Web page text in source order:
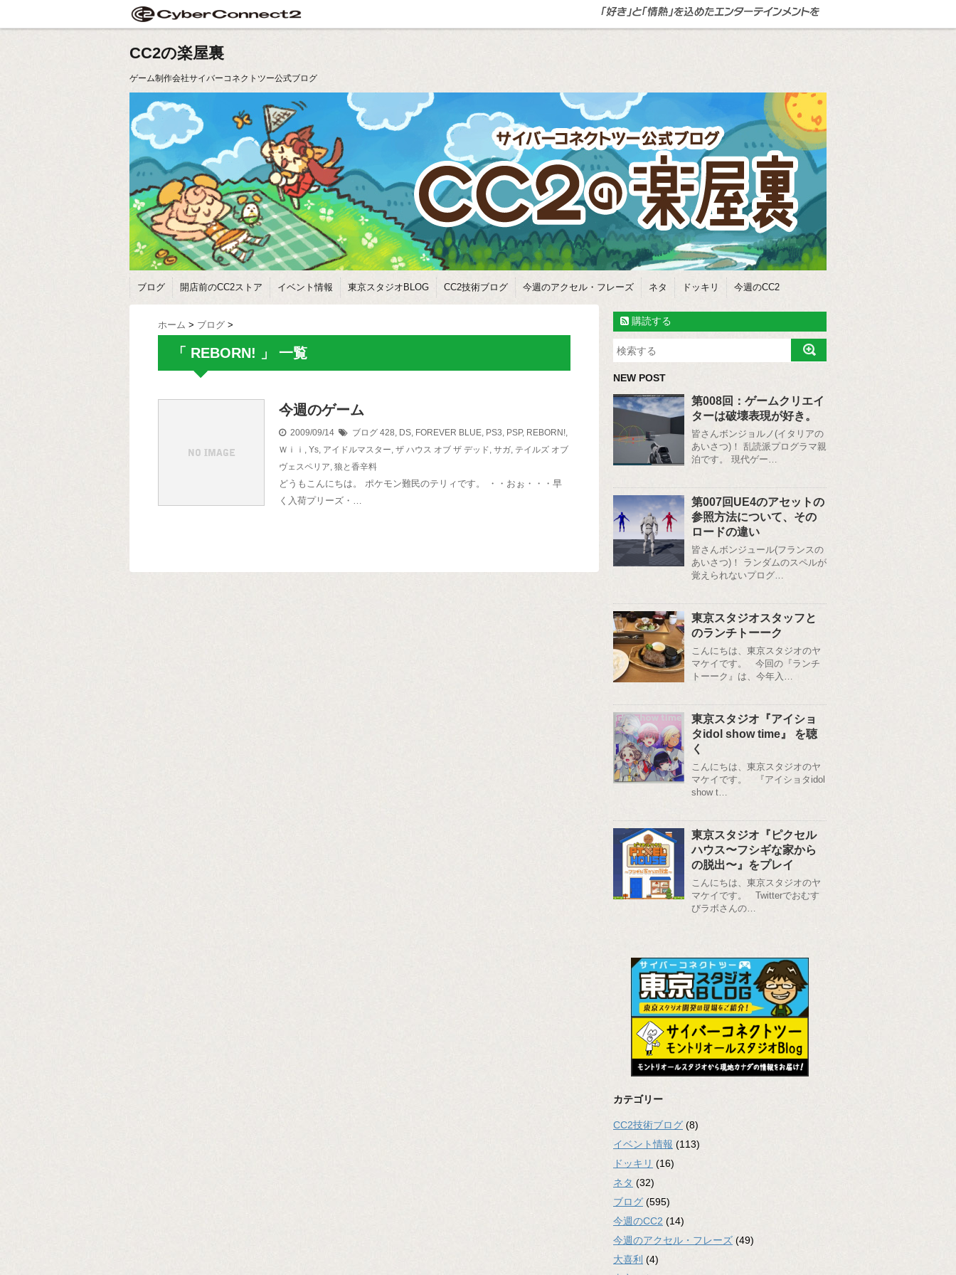
CC2の楽屋裏
ゲーム制作会社サイバーコネクトツー公式ブログ
ブログ 開店前のCC2ストア イベント情報 東京スタジオBLOG CC2技術ブログ 今週のアクセル・フレーズ ネタ ドッキリ 今週のCC2
ホーム > ブログ >
「 REBORN! 」 一覧
今週のゲーム
2009/09/14 ブログ 428, DS, FOREVER BLUE, PS3, PSP, REBORN!,
Ｗｉｉ , Ys, アイドルマスター, ザ ハウス オブ ザ デッド, サガ, テイルズ オブ
ヴェスペリア, 狼と香辛料
どうもこんにちは。 ポケモン難民のテリィです。 ・・おぉ・・・早
く入荷プリーズ・…
購読する
NEW POST
第008回：ゲームクリエイ
ターは破壊表現が好き。
皆さんボンジョルノ(イタリアの
あいさつ)！ 乱読派プログラマ親
泊です。 現代ゲー…
第007回UE4のアセットの
参照方法について、その
ロードの違い
皆さんボンジュール(フランスの
あいさつ)！ ランダムのスペルが
覚えられないプログ…
東京スタジオスタッフと
のランチトーーク
こんにちは、東京スタジオのヤ
マケイです。 今回の『ランチ
トーーク』は、今年入…
東京スタジオ『アイショ
タidol show time』 を聴
く
こんにちは、東京スタジオのヤ
マケイです。 『アイショタidol
show t…
東京スタジオ『ピクセル
ハウス〜フシギな家から
の脱出〜』をプレイ
こんにちは、東京スタジオのヤ
マケイです。 Twitterでおむす
びラボさんの…
カテゴリー
CC2技術ブログ (8)
イベント情報 (113)
ドッキリ (16)
ネタ (32)
ブログ (595)
今週のCC2 (14)
今週のアクセル・フレーズ (49)
大喜利 (4)